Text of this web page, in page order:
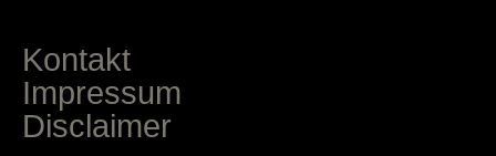
Kontakt
Impressum
Disclaimer